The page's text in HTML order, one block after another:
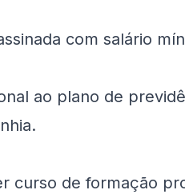
com salário
ao plano de
curso de formação